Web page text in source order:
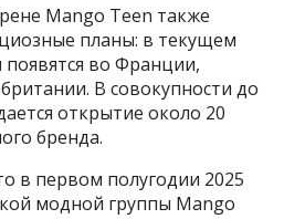
Mango Teen также
планы: в текущем
во Франции,
В совокупности до
открытие около 20
бренда.
в первом полугодии 2025
модной группы Mango